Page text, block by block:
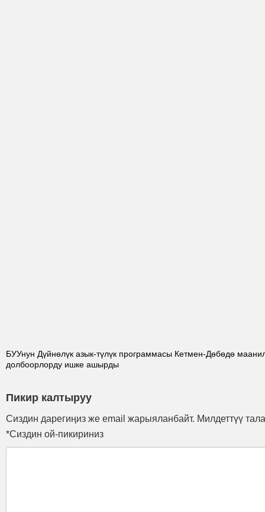
БУУнун Дүйнөлүк азык-түлүк программасы Кетмен-Дөбөдө
долбоорлорду ишке ашырды
Пикир калтыруу
Сиздин дарегиңиз же email жарыяланбайт. Милдеттүү
*Сиздин ой-пикириниз